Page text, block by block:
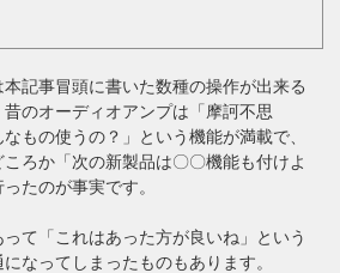
記事冒頭に書いた数種の操作が出来る
のオーディオアンプは「摩訶不思
もの使うの？」という機能が満載で、
ろか「次の新製品は〇〇機能も付けよ
たのが事実です。
て「これはあった方が良いね」という
なってしまったものもあります。